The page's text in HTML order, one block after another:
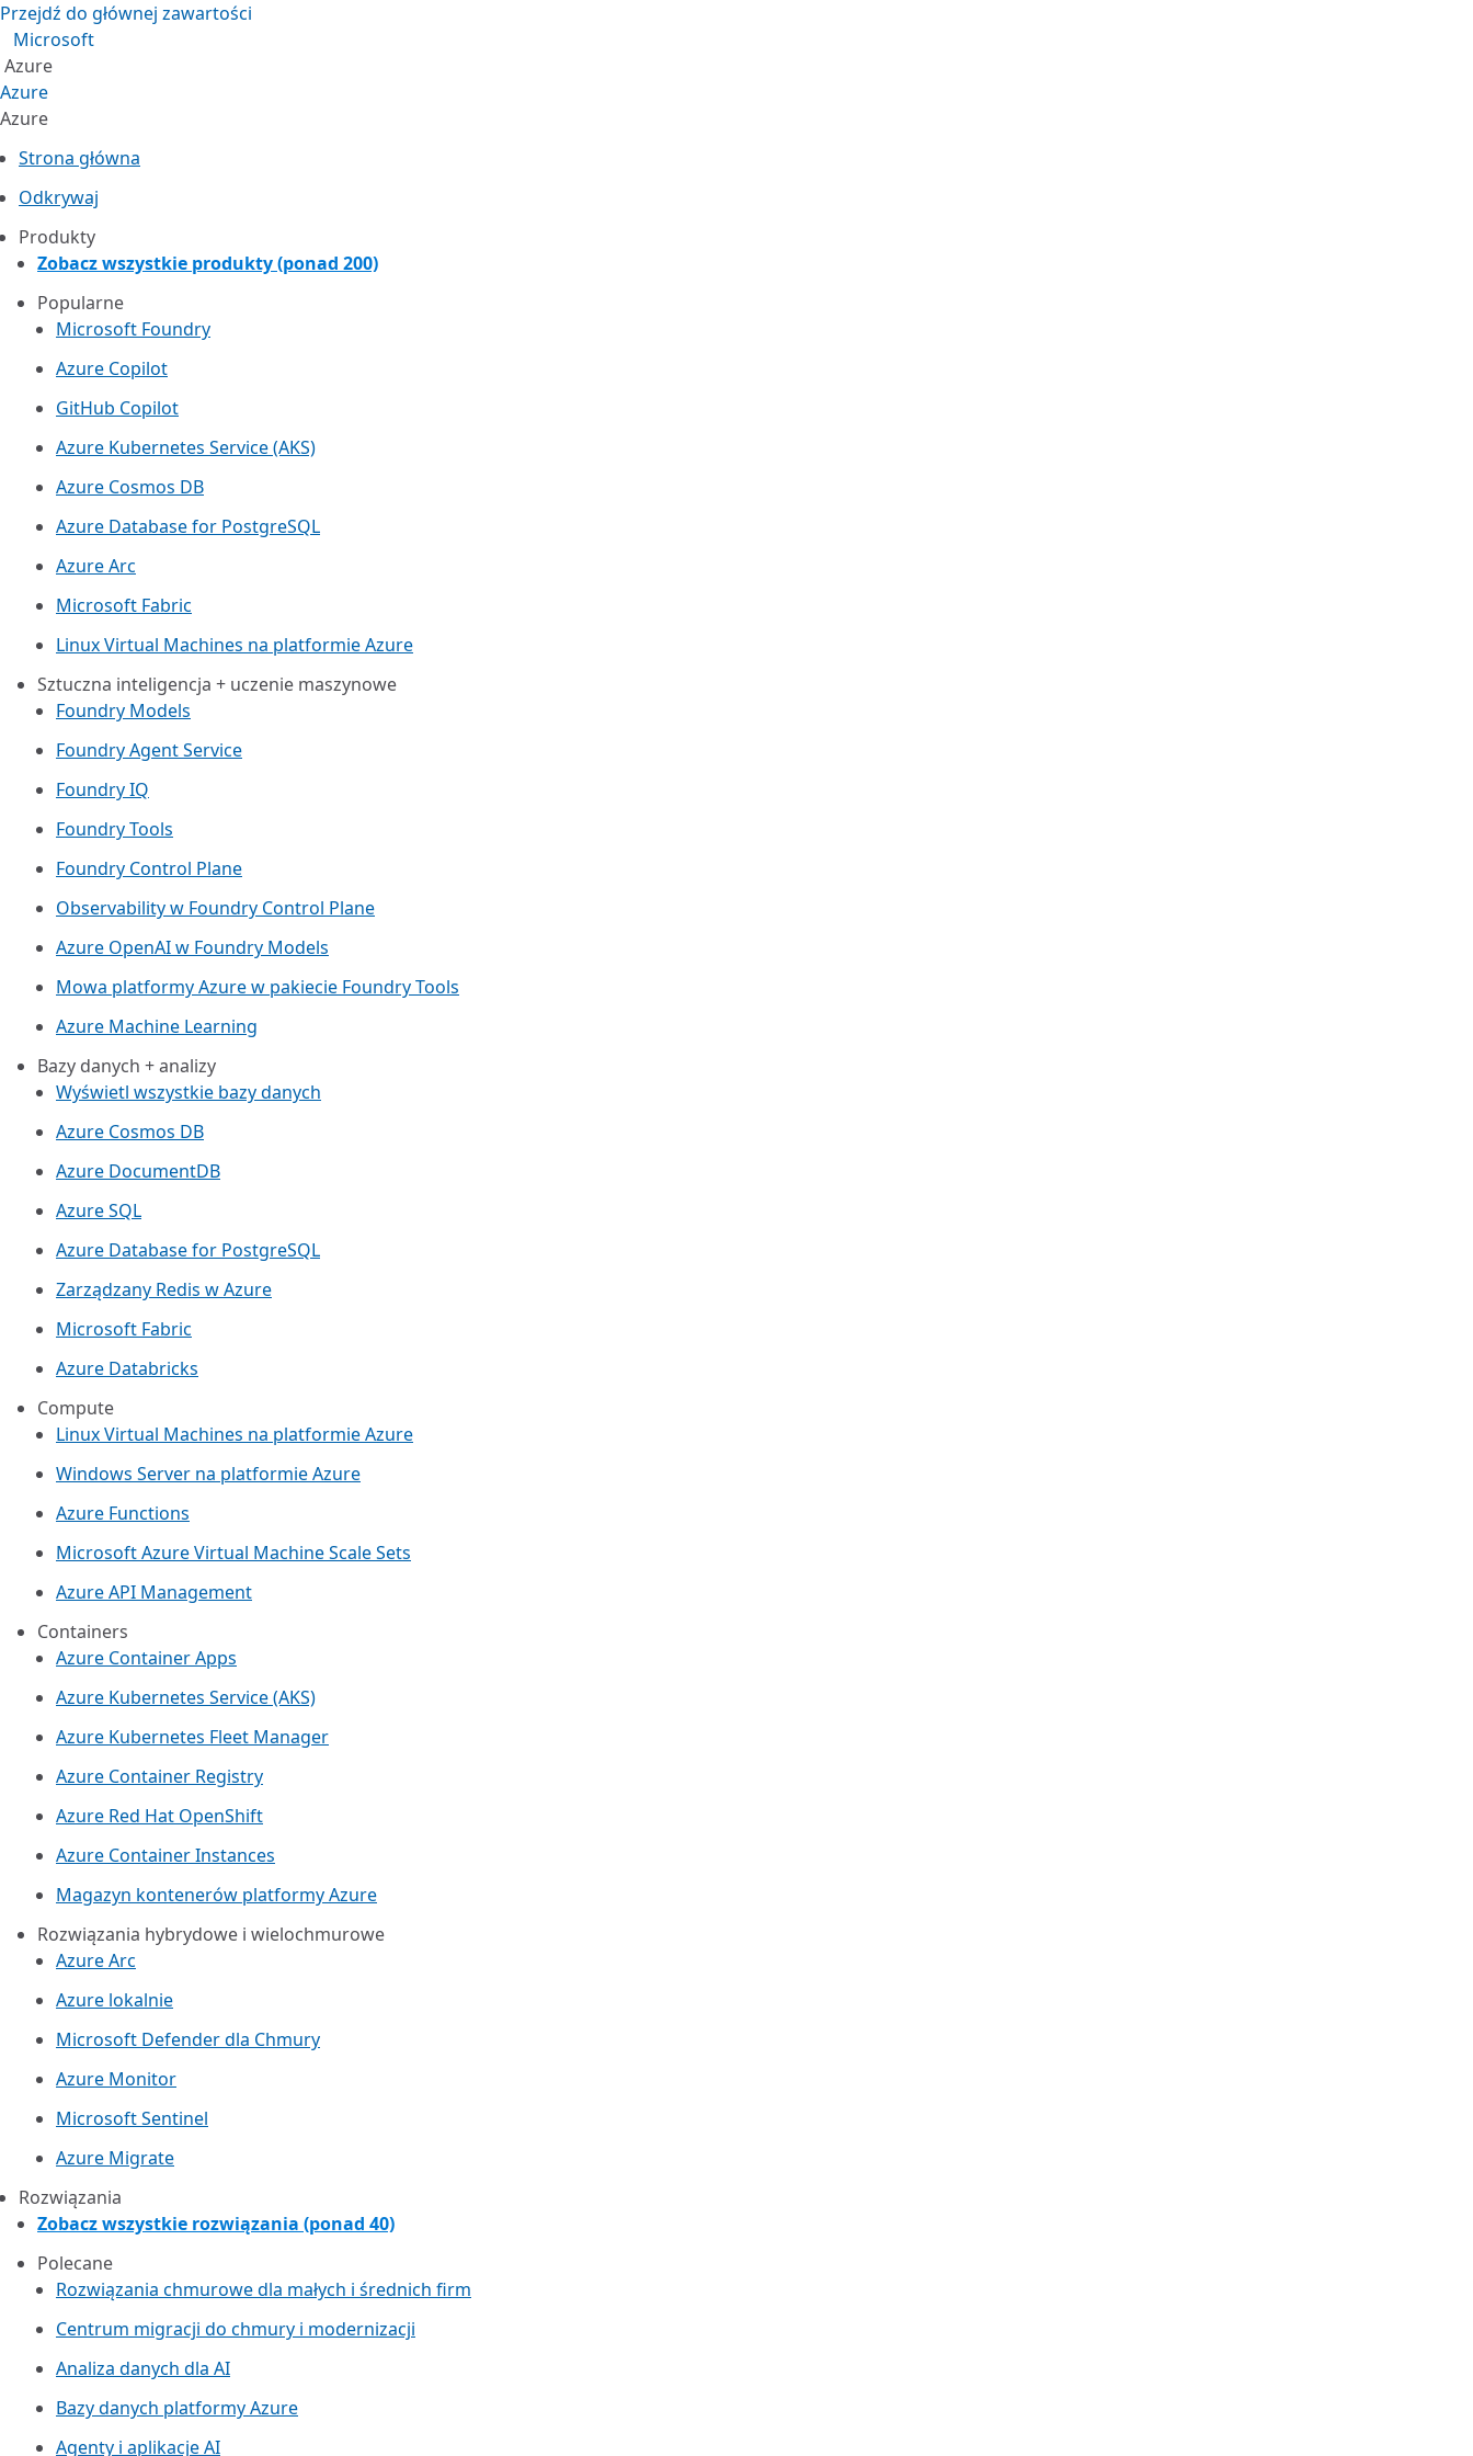
Przejdź do głównej zawartości
Microsoft
Azure
Azure
Azure
Strona główna
Odkrywaj
Produkty
Zobacz wszystkie produkty (ponad 200)
Popularne
Microsoft Foundry
Azure Copilot
GitHub Copilot
Azure Kubernetes Service (AKS)
Azure Cosmos DB
Azure Database for PostgreSQL
Azure Arc​
Microsoft Fabric
Linux Virtual Machines na platformie Azure
Sztuczna inteligencja + uczenie maszynowe
Foundry Models
Foundry Agent Service
Foundry IQ
Foundry Tools
Foundry Control Plane
Observability w Foundry Control Plane
Azure OpenAI w Foundry Models
Mowa platformy Azure w pakiecie Foundry Tools
Azure Machine Learning
Bazy danych + analizy
Wyświetl wszystkie bazy danych
Azure Cosmos DB
Azure DocumentDB
Azure SQL
Azure Database for PostgreSQL
Zarządzany Redis w Azure
Microsoft Fabric
Azure Databricks
Compute
Linux Virtual Machines na platformie Azure
Windows Server na platformie Azure
Azure Functions
Microsoft Azure Virtual Machine Scale Sets
Azure API Management
Containers
Azure Container Apps
Azure Kubernetes Service (AKS)
Azure Kubernetes Fleet Manager
Azure Container Registry
Azure Red Hat OpenShift
Azure Container Instances
Magazyn kontenerów platformy Azure
Rozwiązania hybrydowe i wielochmurowe
Azure Arc​
Azure lokalnie
Microsoft Defender dla Chmury
Azure Monitor
Microsoft Sentinel
Azure Migrate
Rozwiązania
Zobacz wszystkie rozwiązania (ponad 40)
Polecane
Rozwiązania chmurowe dla małych i średnich firm
Centrum migracji do chmury i modernizacji
Analiza danych dla AI
Bazy danych platformy Azure
Agenty i aplikacje AI